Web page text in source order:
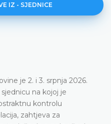
IZ - SJEDNICE
je 2. i 3. srpnja 2026.
na kojoj je
kontrolu
zahtjeva za